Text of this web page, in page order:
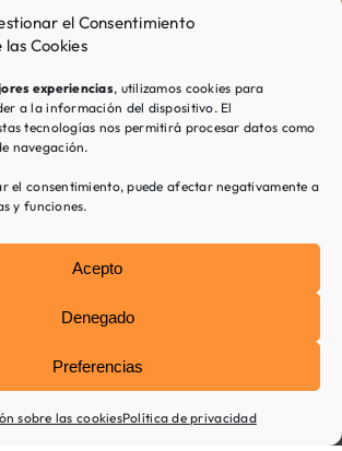
el Consentimiento
las Cookies
experiencias, utilizamos cookies para
a la información del dispositivo. El
tecnologías nos permitirá procesar datos como
navegación.
el consentimiento, puede afectar negativamente a
y funciones.
Acepto
Denegado
Preferencias
sobre las cookiesPolítica de privacidad
los
valores
esa
familia,
podemos
ofreceros
una
ayuda
en
comprender
patrones
y
maneras